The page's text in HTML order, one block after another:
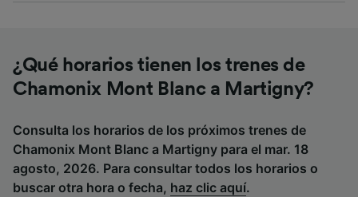
¿Qué horarios tienen los trenes de
Chamonix Mont Blanc a Martigny?
Consulta los horarios de los próximos trenes de
Chamonix Mont Blanc a Martigny para el mar. 18
agosto, 2026. Para consultar todos los horarios o
buscar otra hora o fecha, haz clic aquí.